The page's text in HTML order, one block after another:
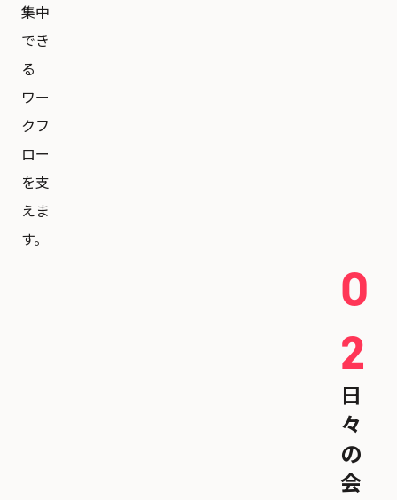
集中
でき
る
ワー
クフ
ロー
を支
えま
す。
0
2
日
々
の
会